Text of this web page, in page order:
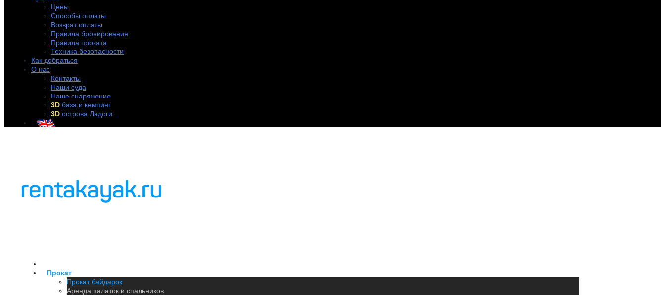
Цены
Способы оплаты
Возврат оплаты
Правила бронирования
Правила проката
Техника безопасности
Как добраться
О нас
Контакты
Наши суда
Наше снаряжение
3D база и кемпинг
3D острова Ладоги
Прокат
Прокат байдарок
Аренда палаток и спальников